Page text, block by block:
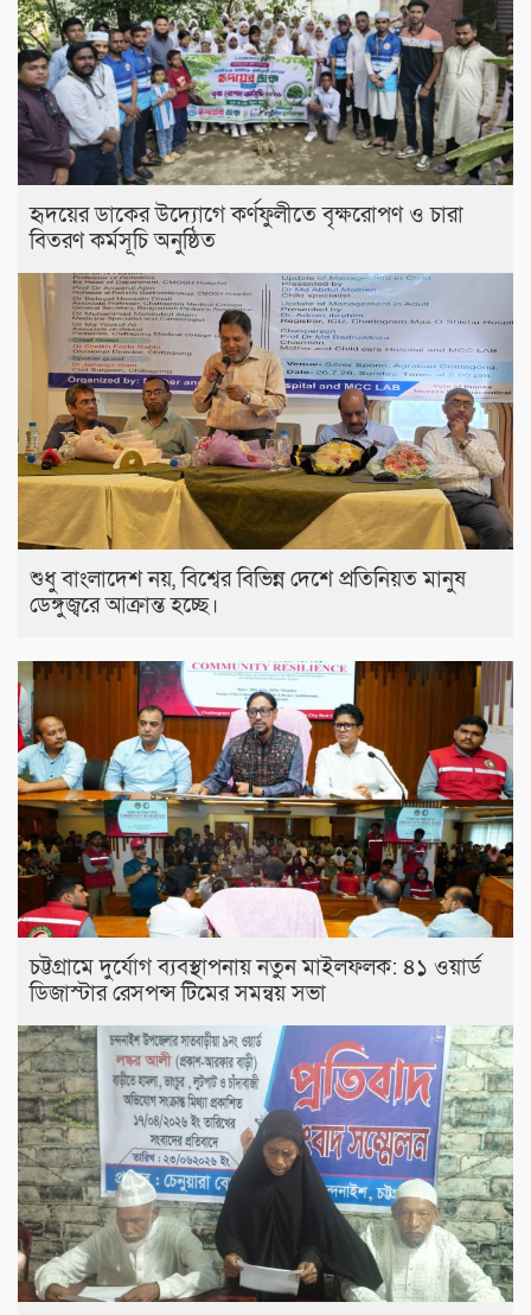
হৃদয়ের ডাকের উদ্যোগে কর্ণফুলীতে বৃক্ষরোপণ ও চারা
বিতরণ কর্মসূচি অনুষ্ঠিত
শুধু বাংলাদেশ নয়, বিশ্বের বিভিন্ন দেশে প্রতিনিয়ত মানুষ
ডেঙ্গুজ্বরে আক্রান্ত হচ্ছে।
চট্টগ্রামে দুর্যোগ ব্যবস্থাপনায় নতুন মাইলফলক: ৪১ ওয়ার্ড
ডিজাস্টার রেসপন্স টিমের সমন্বয় সভা